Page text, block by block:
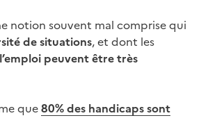
notion souvent mal comprise qui
de situations, et dont les
peuvent être très
que80% des handicaps sont